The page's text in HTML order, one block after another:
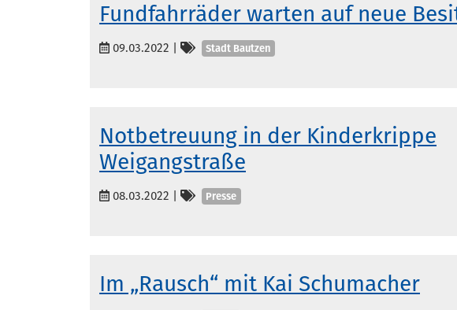
Fundfahrräder warten auf neue
09.03.2022 | Kategorien
Stadt Bautzen
Notbetreuung in der Kinderkrippe
Weigangstraße
08.03.2022 | Kategorien
Presse
Im „Rausch“ mit Kai Schumacher